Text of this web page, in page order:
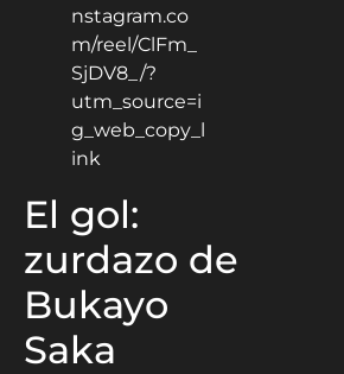
nstagram.co
m/reel/ClFm_
SjDV8_/?
utm_source=i
g_web_copy_l
ink
El gol:
zurdazo de
Bukayo
Saka